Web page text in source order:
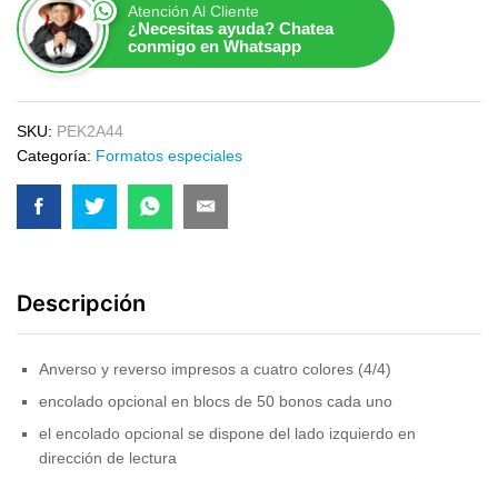
Atención Al Cliente
¿Necesitas ayuda? Chatea
conmigo en Whatsapp
SKU: PEK2A44
Categoría: Formatos especiales
Descripción
Anverso y reverso impresos a cuatro colores (4/4)
encolado opcional en blocs de 50 bonos cada uno
el encolado opcional se dispone del lado izquierdo en
dirección de lectura